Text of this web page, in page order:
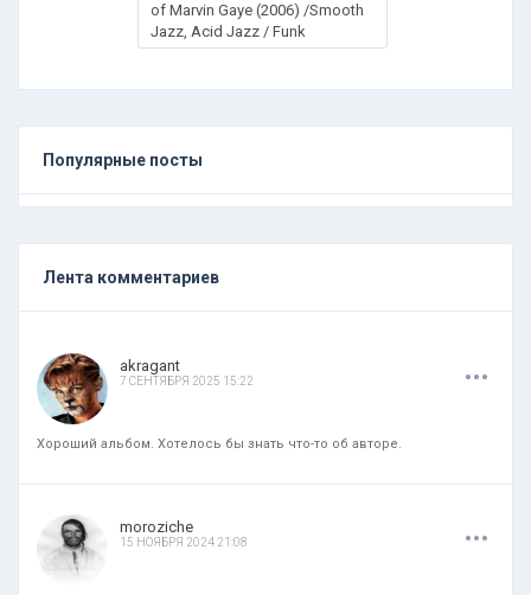
of Marvin Gaye (2006) /Smooth
Jazz, Acid Jazz / Funk
Популярные посты
Лента комментариев
akragant
7 СЕНТЯБРЯ 2025 15:22 ...
Хороший альбом. Хотелось бы знать что-то об авторе.
moroziche
15 НОЯБРЯ 2024 21:08 ...